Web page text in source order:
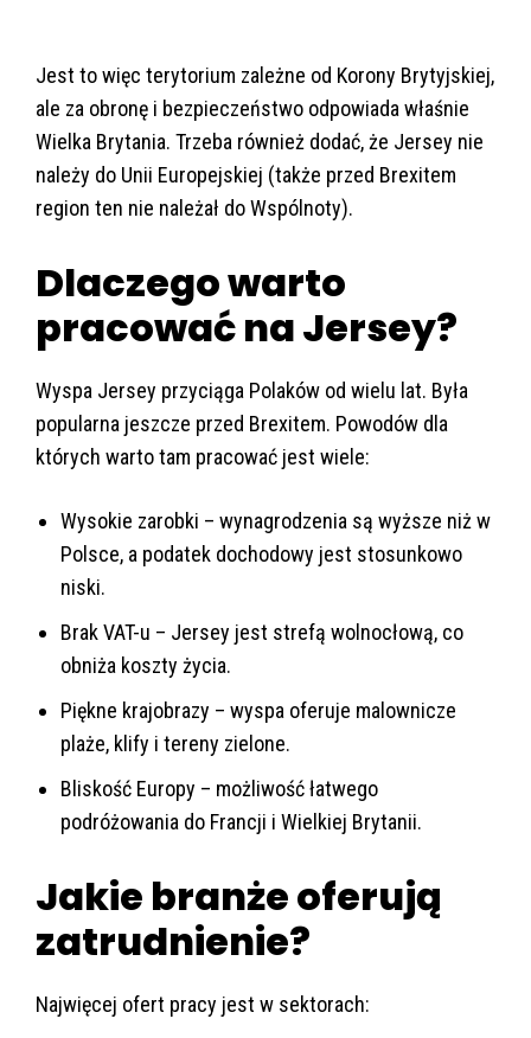
Jest to więc terytorium zależne od Korony Brytyjskiej,
ale za obronę i bezpieczeństwo odpowiada właśnie
Wielka Brytania. Trzeba również dodać, że Jersey nie
należy do Unii Europejskiej (także przed Brexitem
region ten nie należał do Wspólnoty).
Dlaczego warto
pracować na Jersey?
Wyspa Jersey przyciąga Polaków od wielu lat. Była
popularna jeszcze przed Brexitem. Powodów dla
których warto tam pracować jest wiele:
Wysokie zarobki – wynagrodzenia są wyższe niż w
Polsce, a podatek dochodowy jest stosunkowo
niski.
Brak VAT-u – Jersey jest strefą wolnocłową, co
obniża koszty życia.
Piękne krajobrazy – wyspa oferuje malownicze
plaże, klify i tereny zielone.
Bliskość Europy – możliwość łatwego
podróżowania do Francji i Wielkiej Brytanii.
Jakie branże oferują
zatrudnienie?
Najwięcej ofert pracy jest w sektorach: